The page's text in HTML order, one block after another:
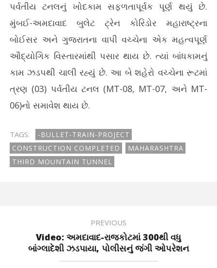
પર્વતીય ટનલનું ખોદકામ સફળતાપૂર્વક પૂર્ણ થયું છે.
મુંબઈ-અમદાવાદ બુલેટ ટ્રેન કોરિડોર મહારાષ્ટ્રના
બોઈસર અને ગુજરાતના વાપી વચ્ચેના એક મહત્વપૂર્ણ
ઔદ્યોગિક વિસ્તારમાંથી પસાર થાય છે. ત્યાં બાંધકામનું
કામ ઝડપથી ચાલી રહ્યું છે. આ બે શહેરો વચ્ચેના રૂટમાં
ત્રણ (03) પર્વતીય ટનલ (MT-08, MT-07, અને MT-
06)નો સમાવેશ થાય છે.
TAGS:
-BULLET-TRAIN-PROJECT
CONSTRUCTION COMPLETED
MAHARASHTRA
THIRD MOUNTAIN TUNNEL
PREVIOUS
Video: અમદાવાદ-રાજકોટમાં 300થી વધુ
બાંગ્લાદેશી ઝડપાયા, પોલીસનું જંગી ઓપરેશન